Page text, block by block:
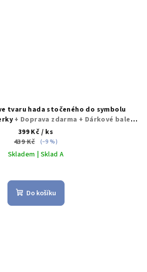
tvaru hada stočeného do symbolu
+ Doprava zdarma + Dárkové balení
zdarma
399 Kč / ks
439 Kč
(–9 %)
Skladem | Sklad A
Do košíku